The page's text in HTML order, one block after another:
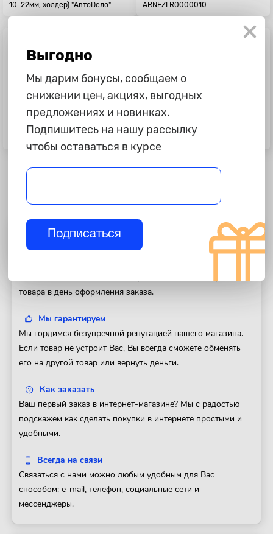
10-22мм, холдер) "АвтоDело"
ARNEZI R0000010
90 ₽
Головка 1/4" 6-и гр. 8 мм L=25 мм,
250 ₽
Удлинитель гибкий 1/4, 150 мм
Professional АвтоDело 39726
Полезная информация
товара в день оформления заказа.
Мы гарантируем
Мы гордимся безупречной репутацией нашего магазина.
Если товар не устроит Вас, Вы всегда сможете обменять
его на другой товар или вернуть деньги.
Как заказать
Ваш первый заказ в интернет-магазине? Мы с радостью
подскажем как сделать покупки в интернете простыми и
удобными.
Всегда на связи
Связаться с нами можно любым удобным для Вас
способом: e-mail, телефон, социальные сети и
мессенджеры.
Выгодно
Мы дарим бонусы, сообщаем о
снижении цен, акциях, выгодных
предложениях и новинках.
Подпишитесь на нашу рассылку
чтобы оставаться в курсе
Подписаться